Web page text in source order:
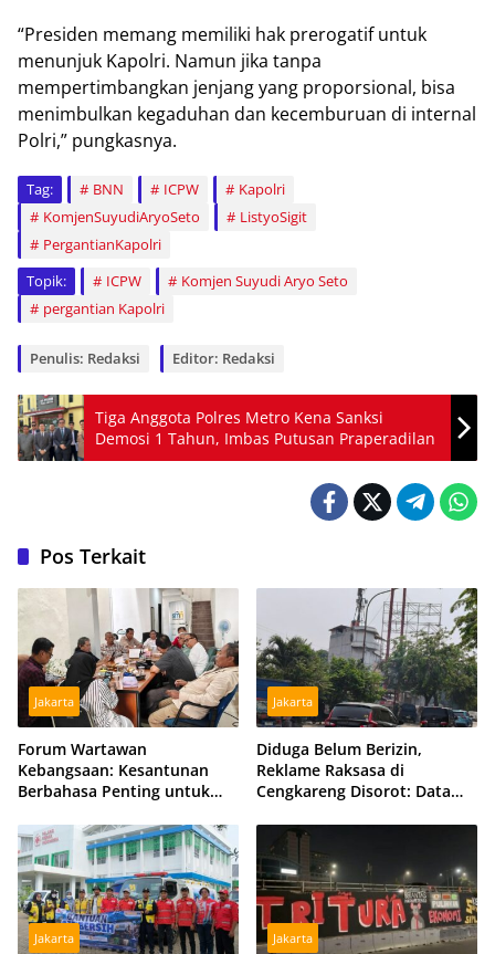
“Presiden memang memiliki hak prerogatif untuk
menunjuk Kapolri. Namun jika tanpa
mempertimbangkan jenjang yang proporsional, bisa
menimbulkan kegaduhan dan kecemburuan di internal
Polri,” pungkasnya.
Tag: BNN ICPW
Kapolri
KomjenSuyudiAryoSeto
ListyoSigit
PergantianKapolri
Topik:
ICPW
Komjen Suyudi Aryo Seto
pergantian Kapolri
Penulis: Redaksi Editor: Redaksi
Tiga Anggota Polres Metro Kena Sanksi
Demosi 1 Tahun, Imbas Putusan Praperadilan
Pos Terkait
Jakarta
Forum Wartawan
Kebangsaan: Kesantunan
Berbahasa Penting untuk
Jakarta
Diduga Belum Berizin,
Reklame Raksasa di
Cengkareng Disorot: Data
Berbeda
Jakarta Jakarta